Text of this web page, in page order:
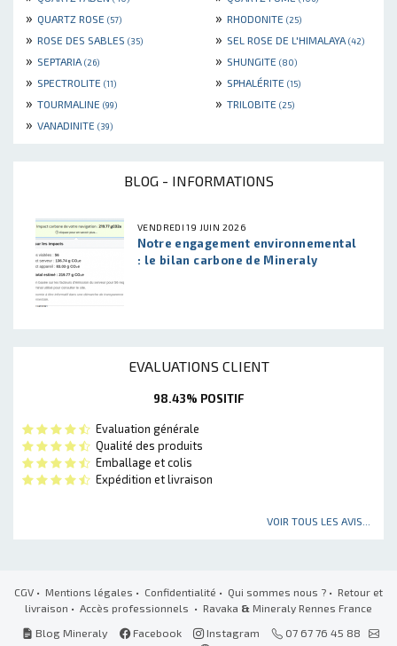
» QUARTZ ROSE (57) » RHODONITE (25)
» ROSE DES SABLES (35) » SEL ROSE DE L'HIMALAYA (42)
» SEPTARIA (26) » SHUNGITE (80)
» SPECTROLITE (11) » SPHALÉRITE (15)
» TOURMALINE (99) » TRILOBITE (25)
» VANADINITE (39)
BLOG - INFORMATIONS
VENDREDI 19 JUIN 2026
Notre engagement environnemental
: le bilan carbone de Mineraly
EVALUATIONS CLIENT
98.43% POSITIF
Evaluation générale
Qualité des produits
Emballage et colis
Expédition et livraison
VOIR TOUS LES AVIS...
CGV • Mentions légales • Confidentialité • Qui sommes nous ? • Retour et
livraison • Accès professionnels • Ravaka & Mineraly Rennes France
Blog Mineraly
Facebook Instagram
07 67 76 45 88